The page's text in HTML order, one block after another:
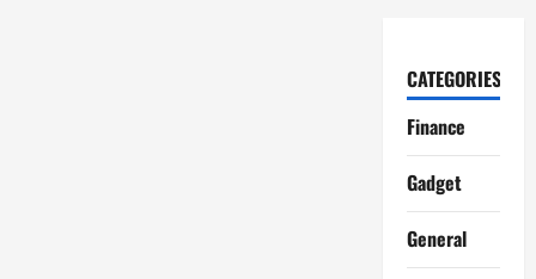
CATEGORIES
Finance
Gadget
General